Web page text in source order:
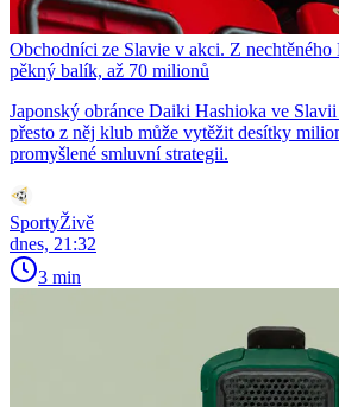
Obchodníci ze Slavie v akci. Z
pěkný balík, až 70 milionů
Japonský obránce Daiki Hashioka ve
přesto z něj klub může vytěžit desítky
promyšlené smluvní strategii.
SportyŽivě
dnes, 21:32
3 min